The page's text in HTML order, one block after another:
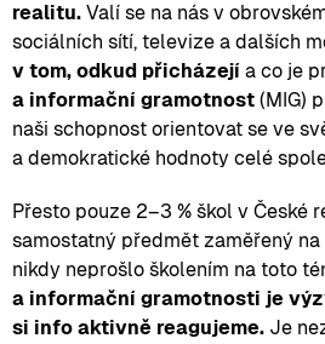
realitu. Valí se na nás v
sociálních sítí, televize a dalších
v tom, odkud přicházejí a co je
a informační gramotnost (MIG)
naši schopnost orientovat se ve
a demokratické hodnoty celé
Přesto pouze 2–3 % škol v České
samostatný předmět zaměřený na
nikdy neprošlo školením na toto
a informační gramotnosti je
si info aktivně reagujeme. Je